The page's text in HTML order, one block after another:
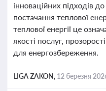
інноваційних підходів
постачання теплової
теплової енергії це
якості послуг,
для енергозбереження.
LIGA ZAKON, 12 березня